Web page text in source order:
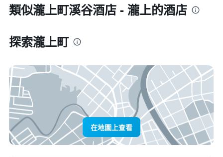
類似瀧上町溪谷酒店 - 瀧上的酒店
探索瀧上町
在地圖上查看